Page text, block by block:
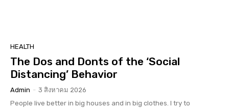
HEALTH
The Dos and Donts of the ‘Social
Distancing’ Behavior
Admin - 3 สิงหาคม 2026
People live better in big houses and in big clothes. I try to